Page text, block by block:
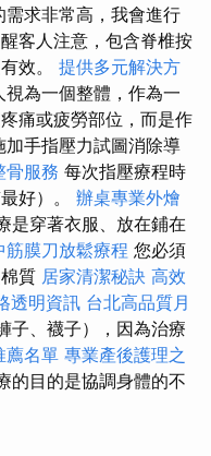
需求非常高，我會進行
客人注意，包含脊椎按
效。 提供多元解決方
為一個整體，作為一
痛或疲勞部位，而是作
手指壓力試圖消除導
骨服務 每次指壓療程時
好）。 辦桌專業外燴
是穿著衣服、放在鋪在
筋膜刀放鬆療程 您必須
質 居家清潔秘訣 高效
透明資訊 台北高品質月
子、襪子），因為治療
薦名單 專業產後護理之
的目的是協調身體的不